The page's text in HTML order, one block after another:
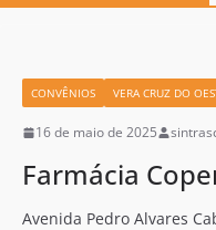
CONVÊNIOS VERA CRUZ DO
16 de maio de 2025
Farmácia
Avenida Pedro Alvares